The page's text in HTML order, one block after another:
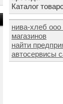
Каталог
нива-хлеб
магазинов
найти
автосервисы